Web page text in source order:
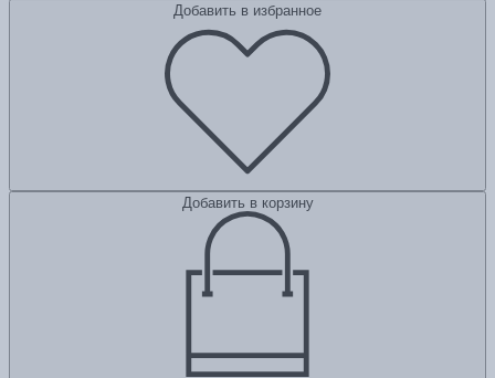
Добавить в избранное
Добавить в корзину